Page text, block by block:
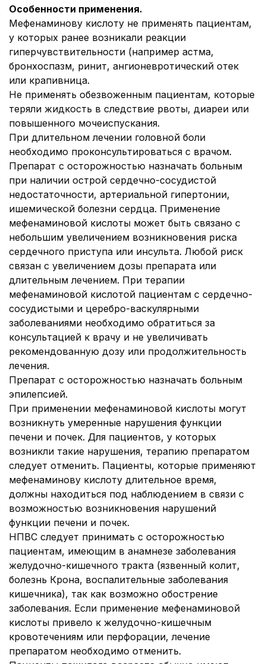
Особенности применения.
Мефенаминову кислоту не применять пациентам,
у которых ранее возникали реакции
гиперчувствительности (например астма,
бронхоспазм, ринит, ангионевротический отек
или крапивница.
Не применять обезвоженным пациентам, которые
теряли жидкость в следствие рвоты, диареи или
повышенного мочеиспускания.
При длительном лечении головной боли
необходимо проконсультироваться с врачом.
Препарат с осторожностью назначать больным
при наличии острой сердечно-сосудистой
недостаточности, артериальной гипертонии,
ишемической болезни сердца. Применение
мефенаминовой кислоты может быть связано с
небольшим увеличением возникновения риска
сердечного приступа или инсульта. Любой риск
связан с увеличением дозы препарата или
длительным лечением. При терапии
мефенаминовой кислотой пациентам с сердечно-
сосудистыми и церебро-васкулярными
заболеваниями необходимо обратиться за
консультацией к врачу и не увеличивать
рекомендованную дозу или продолжительность
лечения.
Препарат с осторожностью назначать больным
эпилепсией.
При применении мефенаминовой кислоты могут
возникнуть умеренные нарушения функции
печени и почек. Для пациентов, у которых
возникли такие нарушения, терапию препаратом
следует отменить. Пациенты, которые применяют
мефенаминову кислоту длительное время,
должны находиться под наблюдением в связи с
возможностью возникновения нарушений
функции печени и почек.
НПВС следует принимать с осторожностью
пациентам, имеющим в анамнезе заболевания
желудочно-кишечного тракта (язвенный колит,
болезнь Крона, воспалительные заболевания
кишечника), так как возможно обострение
заболевания. Если применение мефенаминовой
кислоты привело к желудочно-кишечным
кровотечениям или перфорации,лечение
препаратом необходимо отменить.